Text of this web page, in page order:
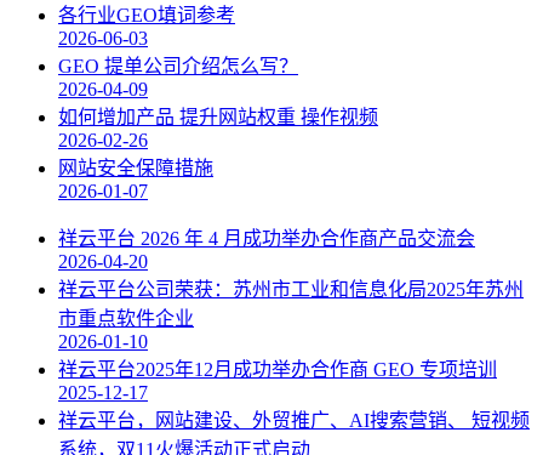
各行业GEO填词参考
2026-06-03
GEO 提单公司介绍怎么写？
2026-04-09
如何增加产品 提升网站权重 操作视频
2026-02-26
网站安全保障措施
2026-01-07
祥云平台 2026 年 4 月成功举办合作商产品交流会
2026-04-20
祥云平台公司荣获：苏州市工业和信息化局2025年苏州
市重点软件企业
2026-01-10
祥云平台2025年12月成功举办合作商 GEO 专项培训
2025-12-17
祥云平台，网站建设、外贸推广、AI搜索营销、 短视频
系统，双11火爆活动正式启动